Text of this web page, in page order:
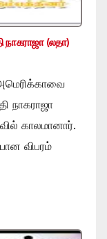
நாகராஜா (லதா)
நாகராஜா
காலமானார்.
விபரம்